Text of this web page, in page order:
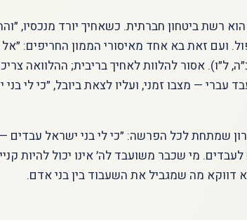
רשת ביטחון חברתית. כשאחיך יורד מנכסיו,
ועם זאת בא אחד מאיסורי הממון החריפים:
ל״ו). אסור להלוות לאחיך בריבית; ההלוואה
עברי — מצבו זמני, ועליו לצאת ביובל, ״כי לי
שמתחת לכל הפרשה: ״כי לי בני ישראל עבדים
מי שכבר משועבד לה׳ אינו יכול להיות
דווקא מה שמגביל את השעבוד בין בני אדם.